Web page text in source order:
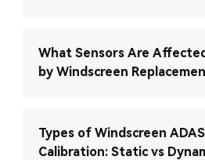
What Sensors Are
by Windscreen
Types of Windscreen ADAS
Calibration: Static vs